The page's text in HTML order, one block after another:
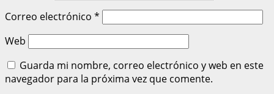
Correo electrónico *
Web
Guarda mi nombre, correo electrónico y web en este
navegador para la próxima vez que comente.